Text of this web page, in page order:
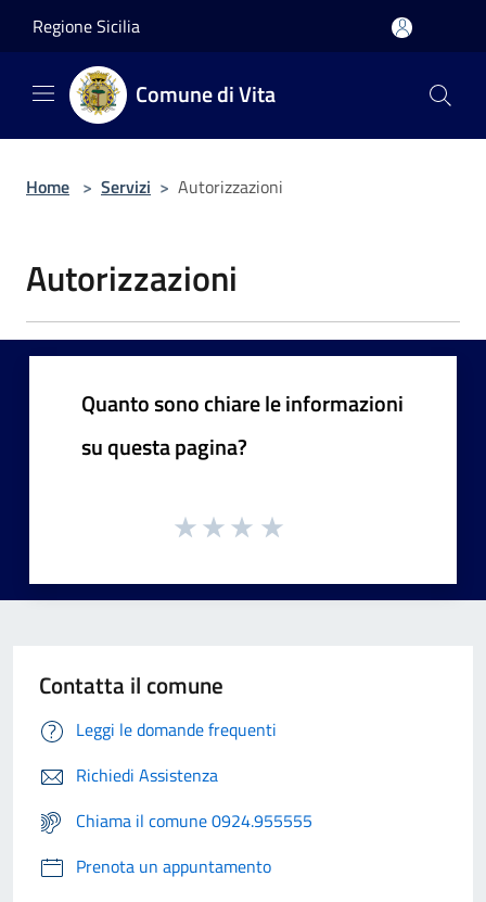
Regione Sicilia
Comune di Vita
Home > Servizi > Autorizzazioni
Autorizzazioni
Quanto sono chiare le informazioni
su questa pagina?
Contatta il comune
Leggi le domande frequenti
Richiedi Assistenza
Chiama il comune 0924.955555
Prenota un appuntamento